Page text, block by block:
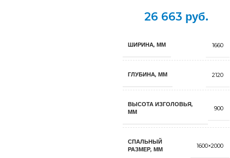
26 663 руб.
ШИРИНА, ММ 1660
ГЛУБИНА, ММ 2120
ВЫСОТА ИЗГОЛОВЬЯ,
ММ
900
СПАЛЬНЫЙ
РАЗМЕР, ММ
1600×2000